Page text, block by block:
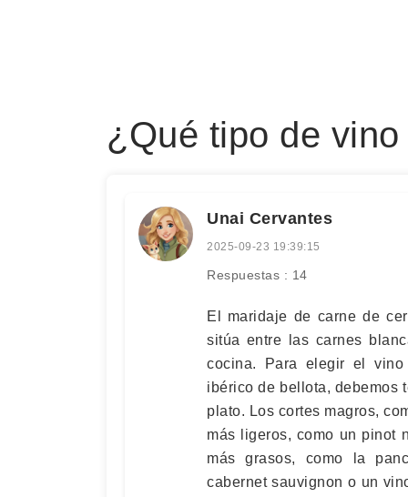
¿Qué tipo de
Unai Cervantes
2025-09-23 19:39:15
Respuestas : 14
El maridaje de carne de
sitúa entre las carnes
cocina. Para elegir el
ibérico de bellota, debemos
plato. Los cortes magros,
más ligeros, como un pinot
más grasos, como la
cabernet sauvignon o un